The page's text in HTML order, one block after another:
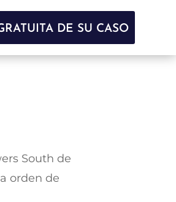
DE SU CASO
South de
orden de